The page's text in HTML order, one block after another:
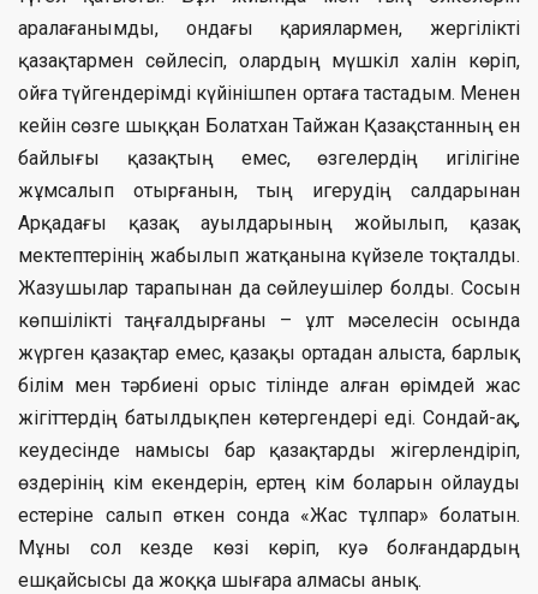
аралағанымды, ондағы қариялармен, жергілікті
қазақтармен сөйлесіп, олардың мүшкіл халін көріп,
ойға түйгендерімді күйінішпен ортаға тастадым. Менен
кейін сөзге шыққан Болатхан Тайжан Қазақстанның ен
байлығы қазақтың емес, өзгелердің игілігіне
жұмсалып отырғанын, тың игерудің салдарынан
Арқадағы қазақ ауылдарының жойылып, қазақ
мектептерінің жабылып жатқанына күйзеле тоқталды.
Жазушылар тарапынан да сөйлеушілер болды. Сосын
көпшілікті таңғалдырғаны – ұлт мәселесін осында
жүрген қазақтар емес, қазақы ортадан алыста, барлық
білім мен тәрбиені орыс тілінде алған өрімдей жас
жігіттердің батылдықпен көтергендері еді. Сондай-ақ,
кеудесінде намысы бар қазақтарды жігерлендіріп,
өздерінің кім екендерін, ертең кім боларын ойлауды
естеріне салып өткен сонда «Жас тұлпар» болатын.
Мұны сол кезде көзі көріп, куә болғандардың
ешқайсысы да жоққа шығара алмасы анық.